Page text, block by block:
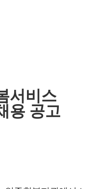
서비스
용 공고